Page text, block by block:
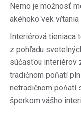
Nemo je možnosť
akéhokoľvek vŕtania
Interiérová tieniaca
z pohľadu
súčasťou interiérov
tradičnom poňatí
netradičnom poňatí
šperkom vášho